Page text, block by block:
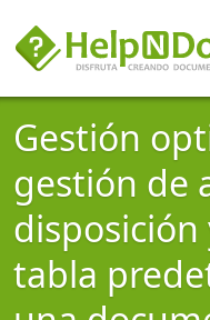
Gestión
gestión de
tabla